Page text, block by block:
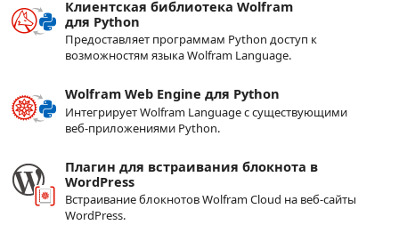
Клиентская библиотека Wolfram
для Python
Предоставляет программам Python доступ к
возможностям языка Wolfram Language.
Wolfram Web Engine для Python
Интегрирует Wolfram Language с существующими
веб-приложениями Python.
Плагин для встраивания блокнота в
WordPress
Встраивание блокнотов Wolfram Cloud на веб-сайты
WordPress.